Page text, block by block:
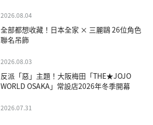
2026.08.04
全部都想收藏！日本全家 × 三麗鷗 26位角色
聯名吊飾
2026.08.03
反派「惡」主題！大阪梅田「THE★JOJO
WORLD OSAKA」常設店2026年冬季開幕
2026.07.31